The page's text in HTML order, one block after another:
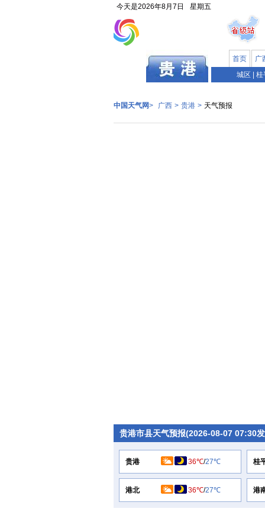
今天是2026年8月7日 星期五
首页
广
城区
桂
中国天气网> 广西 > 贵港 > 天气预报
贵港市县天气预报(2026-08-07 07:30
贵港 36℃/27℃ 桂
港北 36℃/27℃ 港